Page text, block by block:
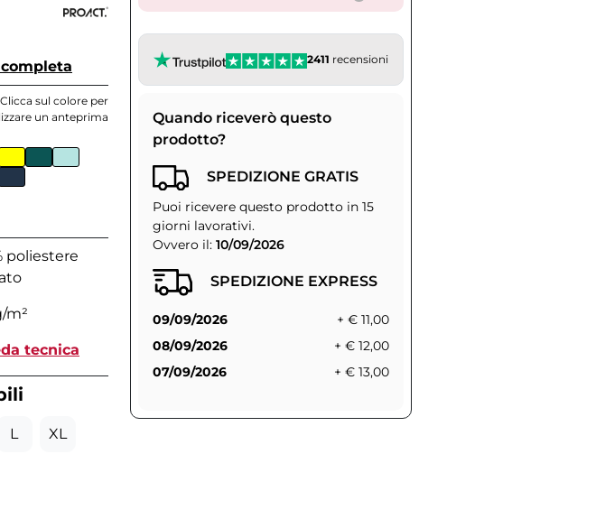
Clicca sul colore per
un anteprima
poliestere
m²
tecnica
L XL
2411 recensioni
Quando riceverò questo
prodotto?
SPEDIZIONE GRATIS
Puoi ricevere questo prodotto in 15
giorni lavorativi.
Ovvero il: 10/09/2026
SPEDIZIONE EXPRESS
09/09/2026
+ € 11,00
08/09/2026
+ € 12,00
07/09/2026
+ € 13,00